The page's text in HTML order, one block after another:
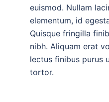
euismod. Nullam
elementum, id
Quisque fringilla
nibh. Aliquam erat
lectus finibus purus
tortor.